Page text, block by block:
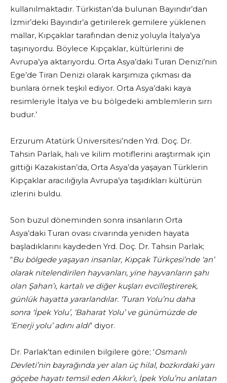
kullanılmaktadır. Türkistan’da bulunan Bayındır’dan
İzmir’deki Bayındır’a getirilerek gemilere yüklenen
mallar, Kıpçaklar tarafından deniz yoluyla İtalya’ya
taşınıyordu. Böylece Kıpçaklar, kültürlerini de
Avrupa’ya aktarıyordu. Orta Asya’daki Turan Denizi’nin
Ege’de Tiran Denizi olarak karşımıza çıkması da
bunlara örnek teşkil ediyor. Orta Asya’daki kaya
resimleriyle İtalya ve bu bölgedeki amblemlerin sırrı
budur.’
Erzurum Atatürk Üniversitesi’nden Yrd. Doç. Dr.
Tahsin Parlak, halı ve kilim motiflerini araştırmak için
gittiği Kazakistan’da, Orta Asya’da yaşayan Türklerin
Kıpçaklar aracılığıyla Avrupa’ya taşıdıkları kültürün
izlerini buldu.
Son buzul döneminden sonra insanların Orta
Asya’daki Turan ovası civarında yeniden hayata
başladıklarını kaydeden Yrd. Doç. Dr. Tahsin Parlak;
“Bu bölgede yaşayan insanlar, Kıpçak Türkçesi’nde ‘an’
olarak nitelendirilen hayvanları, yine hayvanların şahı
olan Şahan’ı, kartalı ve diğer kuşları evcilleştirerek,
günlük hayatta yararlandılar. ‘Turan Yolu’nu daha
sonra ‘İpek Yolu’, ‘Baharat Yolu’ ve günümüzde de
‘Enerji yolu’ adını aldı” diyor.
Dr. Parlak’tan edinilen bilgilere göre; ‘Osmanlı
Devleti’nin bayrağında yer alan üç hilal, bozkırdaki yarı
göçebe hayatı temsil eden Akkır’ı, İpek Yolu’nu anlatan